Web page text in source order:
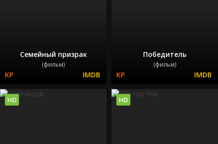
Семейный призрак
(фильм)
Победитель
(фильм)
HD HD